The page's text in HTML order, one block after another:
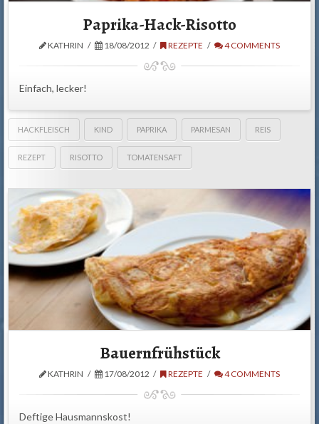
Paprika-Hack-Risotto
KATHRIN 18/08/2012 REZEPTE 4 COMMENTS
Einfach, lecker!
HACKFLEISCH KIND PAPRIKA PARMESAN REIS
REZEPT RISOTTO TOMATENSAFT
Bauernfrühstück
KATHRIN 17/08/2012 REZEPTE 4 COMMENTS
Deftige Hausmannskost!